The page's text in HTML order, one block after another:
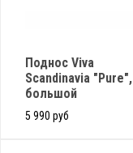
Поднос Viva
Scandinavia "Pure",
большой
5 990 руб